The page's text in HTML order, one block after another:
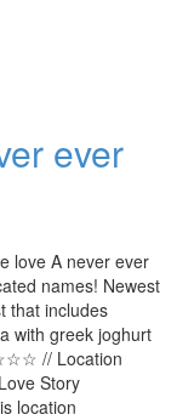
ever
love A never ever
names! Newest
that includes
with greek joghurt
// Location
Story
location